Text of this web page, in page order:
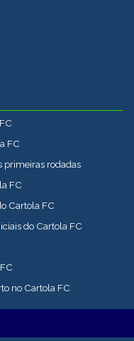
FC
primeiras rodadas
FC
Cartola FC
do Cartola FC
no Cartola FC